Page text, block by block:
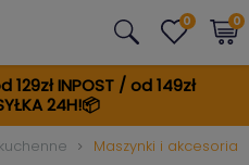
129zł INPOST / od 149zł
24H!📦
0 0
Maszynki i akcesoria